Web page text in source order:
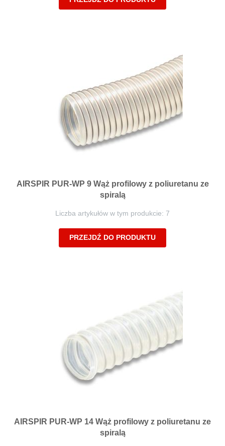
AIRSPIR PUR-WP 9 Wąż profilowy z poliuretanu ze
spiralą
Liczba artykułów w tym produkcie: 7
PRZEJDŹ DO PRODUKTU
AIRSPIR PUR-WP 14 Wąż profilowy z poliuretanu ze
spiralą